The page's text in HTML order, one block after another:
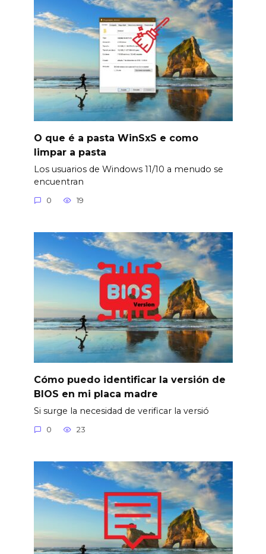
O que é a pasta WinSxS e como
limpar a pasta
Los usuarios de Windows 11/10 a menudo se
encuentran
0 19
Cómo puedo identificar la versión de
BIOS en mi placa madre
Si surge la necesidad de verificar la versió
0 23